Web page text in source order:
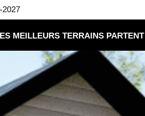
2027
MEILLEURS TERRAINS